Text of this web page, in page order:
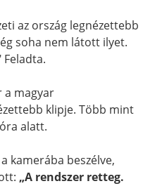
az ország legnézettebb
soha nem látott ilyet.
Feladta.
a magyar
klipje. Több mint
alatt.
kamerába beszélve,
„A rendszer retteg.